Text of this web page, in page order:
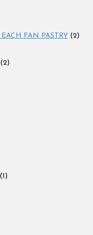
FAN PASTRY (2)
(2)
(1)